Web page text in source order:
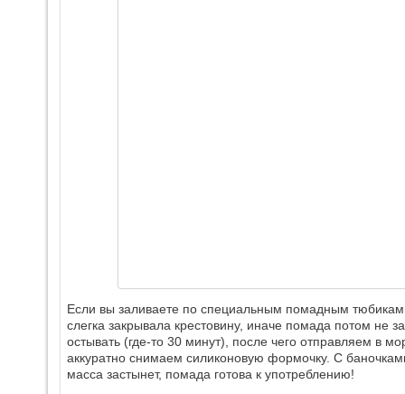
Если вы заливаете по специальным помадным
слегка закрывала крестовину, иначе помада потом не
остывать (где-то 30 минут), после чего отправляем в
аккуратно снимаем силиконовую формочку. С
масса застынет, помада готова к употреблению!